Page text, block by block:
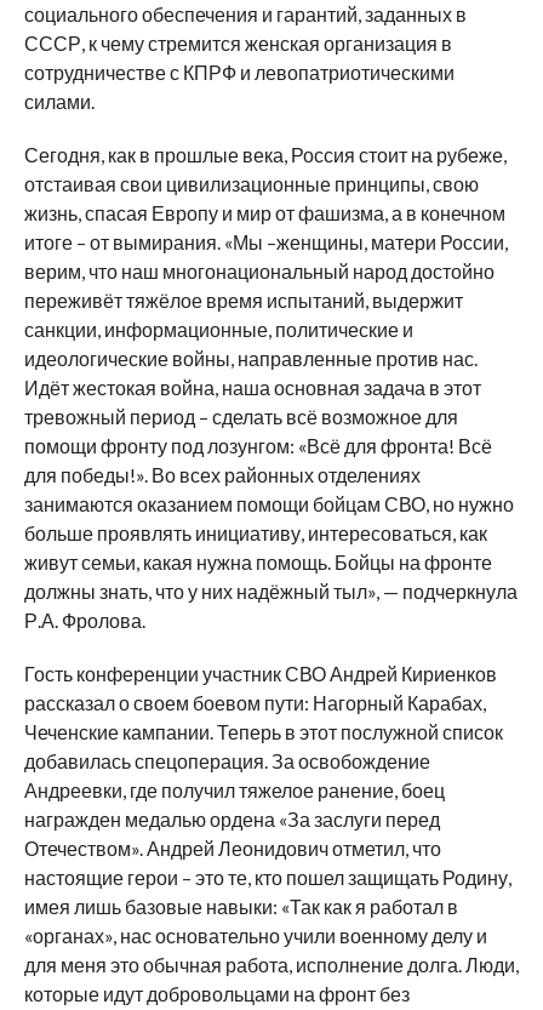
социального обеспечения и гарантий, заданных в
СССР, к чему стремится женская организация в
сотрудничестве с КПРФ и левопатриотическими
силами.
Сегодня, как в прошлые века, Россия стоит на рубеже,
отстаивая свои цивилизационные принципы, свою
жизнь, спасая Европу и мир от фашизма, а в конечном
итоге – от вымирания. «Мы –женщины, матери России,
верим, что наш многонациональный народ достойно
переживёт тяжёлое время испытаний, выдержит
санкции, информационные, политические и
идеологические войны, направленные против нас.
Идёт жестокая война, наша основная задача в этот
тревожный период – сделать всё возможное для
помощи фронту под лозунгом: «Всё для фронта! Всё
для победы!». Во всех районных отделениях
занимаются оказанием помощи бойцам СВО, но нужно
больше проявлять инициативу, интересоваться, как
живут семьи, какая нужна помощь. Бойцы на фронте
должны знать, что у них надёжный тыл», — подчеркнула
Р.А. Фролова.
Гость конференции участник СВО Андрей Кириенков
рассказал о своем боевом пути: Нагорный Карабах,
Чеченские кампании. Теперь в этот послужной список
добавилась спецоперация. За освобождение
Андреевки, где получил тяжелое ранение, боец
награжден медалью ордена «За заслуги перед
Отечеством». Андрей Леонидович отметил, что
настоящие герои – это те, кто пошел защищать Родину,
имея лишь базовые навыки: «Так как я работал в
«органах», нас основательно учили военному делу и
для меня это обычная работа, исполнение долга. Люди,
которые идут добровольцами на фронт без